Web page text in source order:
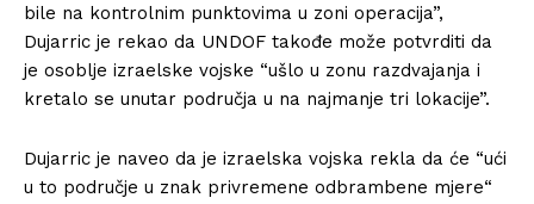
bile na kontrolnim punktovima u zoni operacija”,
Dujarric je rekao da UNDOF takođe može potvrditi da
je osoblje izraelske vojske “ušlo u zonu razdvajanja i
kretalo se unutar područja u na najmanje tri lokacije”.
Dujarric je naveo da je izraelska vojska rekla da će “ući
u to područje u znak privremene odbrambene mjere“